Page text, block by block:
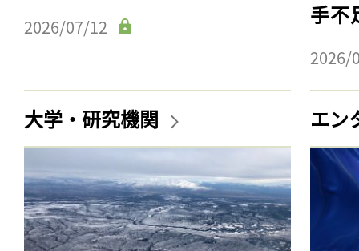
2026/07/12
手不
2026/
大学・研究機関 エン
記事をお気に入りに
ログインが必